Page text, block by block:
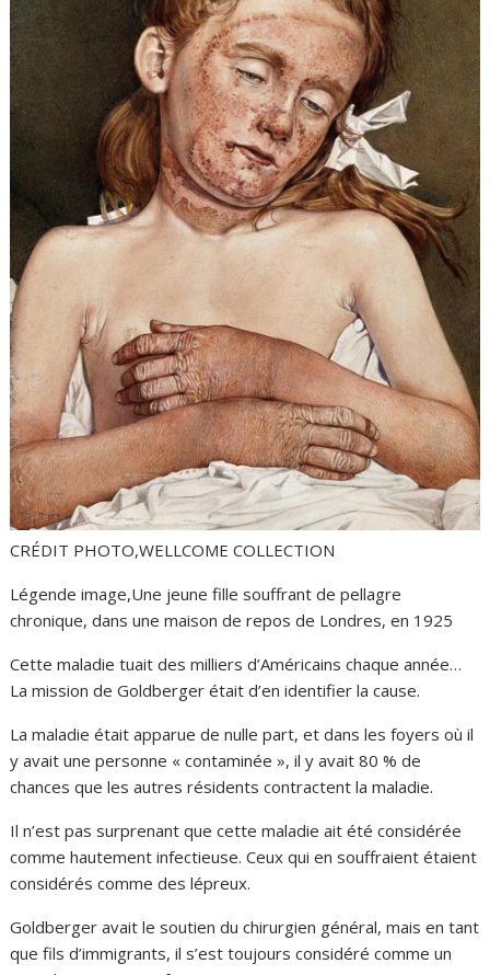
CRÉDIT PHOTO,WELLCOME COLLECTION
Légende image,Une jeune fille souffrant de pellagre
chronique, dans une maison de repos de Londres, en 1925
Cette maladie tuait des milliers d’Américains chaque année…
La mission de Goldberger était d’en identifier la cause.
La maladie était apparue de nulle part, et dans les foyers où il
y avait une personne « contaminée », il y avait 80 % de
chances que les autres résidents contractent la maladie.
Il n’est pas surprenant que cette maladie ait été considérée
comme hautement infectieuse. Ceux qui en souffraient étaient
considérés comme des lépreux.
Goldberger avait le soutien du chirurgien général, mais en tant
que fils d’immigrants, il s’est toujours considéré comme un